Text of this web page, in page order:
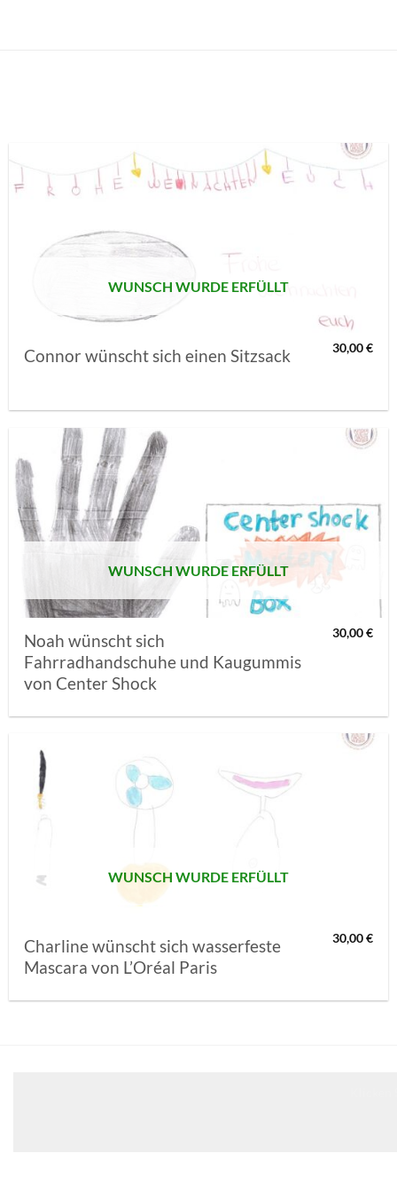
WUNSCH WURDE ERFÜLLT
Connor wünscht sich einen Sitzsack 30,00€
SETZEN
WUNSCH WURDE ERFÜLLT
Noah wünscht sich
Fahrradhandschuhe und Kaugummis
von Center Shock
30,00€
WUNSCH WURDE ERFÜLLT
Charline wünscht sich wasserfeste
Mascara von L’Oréal Paris
30,00€